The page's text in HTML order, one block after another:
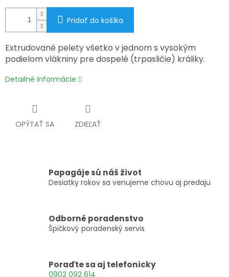
Pridať do košíka
Extrudované pelety všetko v jednom s vysokým
podielom vlákniny pre dospelé (trpasličie) králiky.
Detailné informácie
OPÝTAŤ SA ZDIEĽAŤ
Papagáje sú náš život
Desiatky rokov sa venujeme chovu aj predaju
Odborné poradenstvo
Špičkový poradenský servis
Poraďte sa aj telefonicky
0902 092 614